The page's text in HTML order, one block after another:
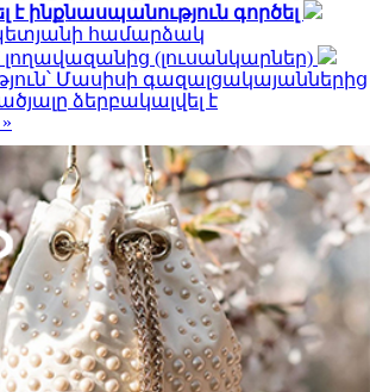
է ինքնասպանություն գործել
համարձակ
լողավազանից (լուսանկարներ)
Մասիսի գազալցակայաններից
ձերբակալվել է